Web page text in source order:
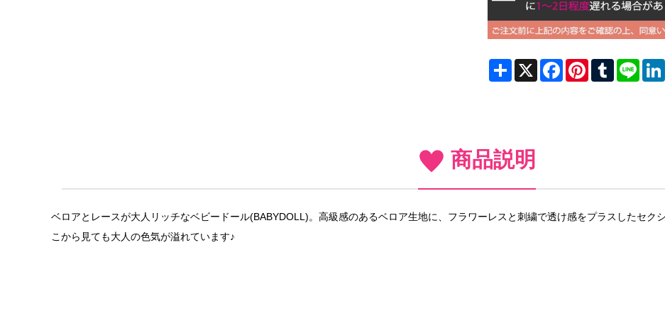
ShareX FacebookPinterestTumblrLine
商品説明
ベロアとレースが大人リッチなベビードール(BABYDOLL)。高級感のあるベロア生地に、フラワーレスと刺繍で透け感をプラスしたセ
こから見ても大人の色気が溢れています♪